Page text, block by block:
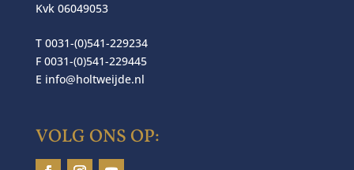
Kvk 06049053
T 0031-(0)541-229234
F 0031-(0)541-229445
E info@holtweijde.nl
VOLG ONS OP: